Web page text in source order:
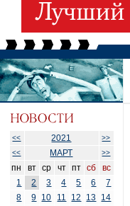
<< 2021
>>
<<
МАРТ >>
пн вт ср чт пт сб
вс
1
2 3 4 5 6
7
8
9 10 11 12 13 14